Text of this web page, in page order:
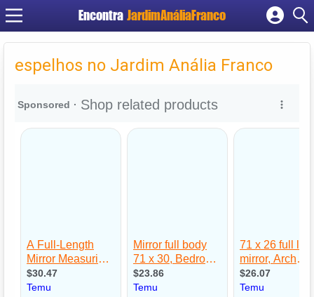
Encontra JardimAnáliaFranco
Cadastrar empresa
Criar conta
espelhos no Jardim Anália Franco